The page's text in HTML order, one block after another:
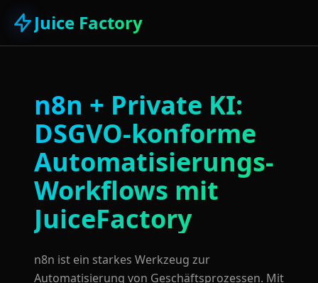
Juice Factory
n8n + Private KI:
DSGVO-konforme
Automatisierungs-
Workflows mit
JuiceFactory
n8n ist ein starkes Werkzeug zur
Automatisierung von Geschäftsprozessen. Mit